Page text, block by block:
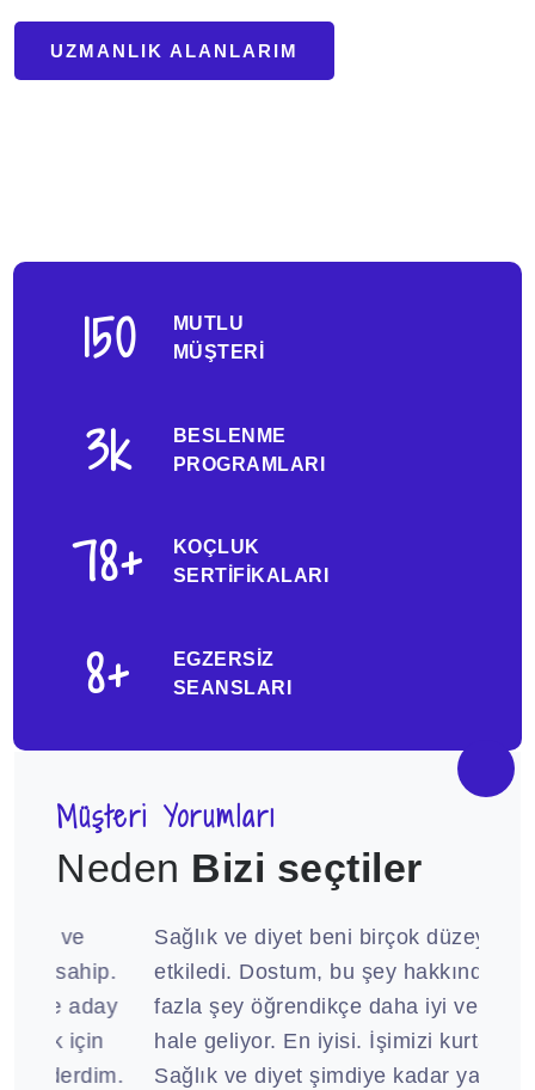
UZMANLIK ALANLARIM
150
MUTLU
MÜŞTERI
3k
BESLENME
PROGRAMLARI
78+
KOÇLUK
SERTIFIKALARI
8+
EGZERSIZ
SEANSLARI
Müşteri Yorumları
Neden Bizi seçtiler
Sağlık ve diyet beni birçok düzeyde
etkiledi. Dostum, bu şey hakkında daha
fazla şey öğrendikçe daha iyi ve daha iyi
hale geliyor. En iyisi. İşimizi kurtardın!
Sağlık ve diyet şimdiye kadar yaptığım en